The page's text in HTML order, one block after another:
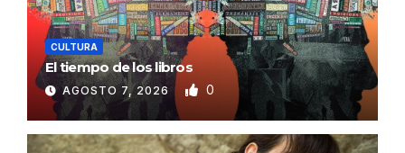
CULTURA
El tiempo de los libros
AGOSTO 7, 2026 0